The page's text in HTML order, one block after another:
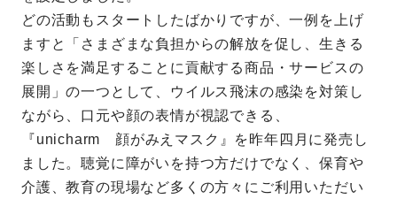
どの活動もスタートしたばかりですが、一例を上げ
ますと「さまざまな負担からの解放を促し、生きる
楽しさを満足することに貢献する商品・サービスの
展開」の一つとして、ウイルス飛沫の感染を対策し
ながら、口元や顔の表情が視認できる、
『unicharm 顔がみえマスク』を昨年四月に発売し
ました。聴覚に障がいを持つ方だけでなく、保育や
介護、教育の現場など多くの方々にご利用いただい